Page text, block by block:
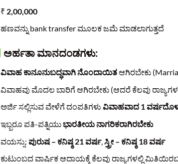
₹ 2,00,000
ಹಣವನ್ನು bank transfer ಮೂಲಕ ಜಮೆ ಮಾಡಲಾಗುತ್ತದೆ
ಅರ್ಹತಾ ಮಾನದಂಡಗಳು:
ವಿವಾಹ ಕಾನೂನುಬದ್ಧವಾಗಿ ನೊಂದಾಯಿತಆಗಿರಬೇಕು
ವಿವಾಹವು ಮೊದಲ ಬಾರಿಗೆ ಆಗಿರಬೇಕು (ಆದರೆ ಕೆಲವು
ಅರ್ಜಿ ಸಲ್ಲಿಸುವ ವೇಳೆಗೆ ದಂಪತಿಗಳು ವಿವಾಹವಾದ 1
ಇಬ್ಬರೂ ಪತಿ-ಪತ್ನಿಯುಭಾರತೀಯ ನಾಗರಿಕರಾಗಿರಬೇಕು
ವಯಸ್ಸು: ಪುರುಷ – ಕನಿಷ್ಠ 21 ವರ್ಷ, ಸ್ತ್ರೀ – ಕನಿಷ್ಠ 18 ವರ್ಷ
ಕುಟುಂಬದ ವಾರ್ಷಿಕ ಆದಾಯಕ್ಕೆ ಕೆಲವು ರಾಜ್ಯಗಳಲ್ಲಿ